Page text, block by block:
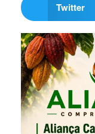
Twitter